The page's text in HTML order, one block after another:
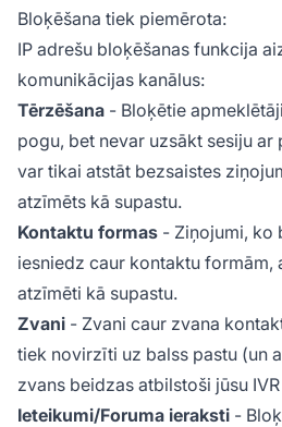
Bloķēšana tiek piemērota:
IP adrešu bloķēšanas funkcija
komunikācijas kanālus:
Tērzēšana - Bloķētie
pogu, bet nevar uzsākt sesiju ar
var tikai atstāt bezsaistes
atzīmēts kā supastu.
Kontaktu formas - Ziņojumi, ko
iesniedz caur kontaktu formām,
atzīmēti kā supastu.
Zvani - Zvani caur zvana
tiek novirzīti uz balss pastu (un
zvans beidzas atbilstoši jūsu
Ieteikumi/Foruma ieraksti -